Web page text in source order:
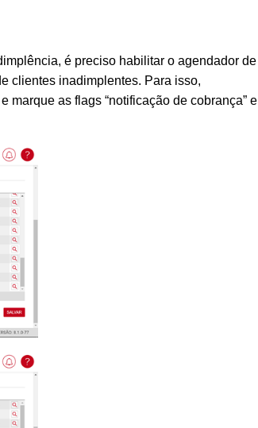
é preciso habilitar o agendador de
clientes inadimplentes. Para isso,
e marque as flags “notificação de cobrança” e